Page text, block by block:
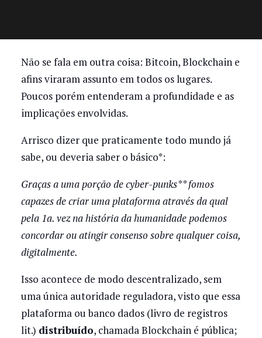
Não se fala em outra coisa: Bitcoin, Blockchain e
afins viraram assunto em todos os lugares.
Poucos porém entenderam a profundidade e as
implicações envolvidas.
Arrisco dizer que praticamente todo mundo já
sabe, ou deveria saber o básico*:
Graças a uma porção de cyber-punks** fomos
capazes de criar uma plataforma através da qual
pela 1a. vez na história da humanidade podemos
concordar ou atingir consenso sobre qualquer coisa,
digitalmente.
Isso acontece de modo descentralizado, sem
uma única autoridade reguladora, visto que essa
plataforma ou banco dados (livro de registros
lit.) distribuído, chamada Blockchain é pública;